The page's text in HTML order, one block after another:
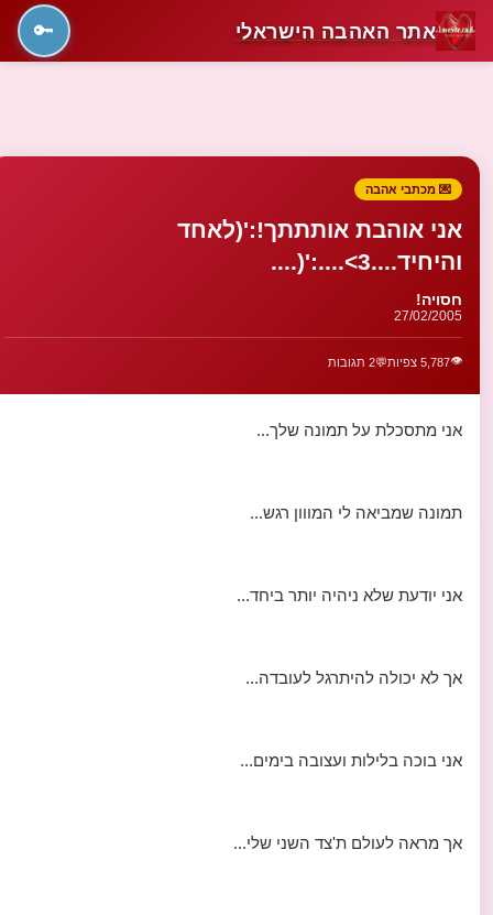
אתר האהבה הישראלי 🔑
💌 מכתבי אהבה
אני אוהבת אותתתך!:'(לאחד
והיחיד....3>....:'(....
חסויה!
27/02/2005
👁️5,787 צפיות 💬2 תגובות
אני מתסכלת על תמונה שלך...
תמונה שמביאה לי המווון רגש...
אני יודעת שלא ניהיה יותר ביחד...
אך לא יכולה להיתרגל לעובדה...
אני בוכה בלילות ועצובה בימים...
אך מראה לעולם ת'צד השני שלי...